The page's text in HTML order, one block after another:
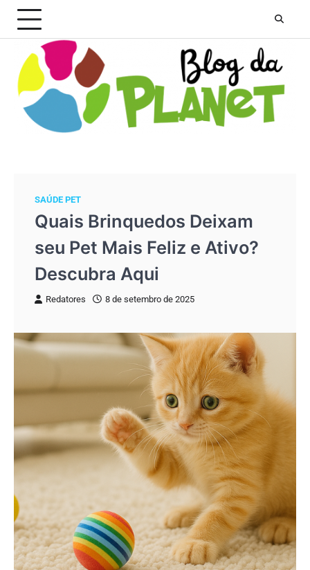
Skip
content
SAÚDE PET
Quais Brinquedos Deixam
seu Pet Mais Feliz e Ativo?
Descubra Aqui
Redatores 8 de setembro de 2025